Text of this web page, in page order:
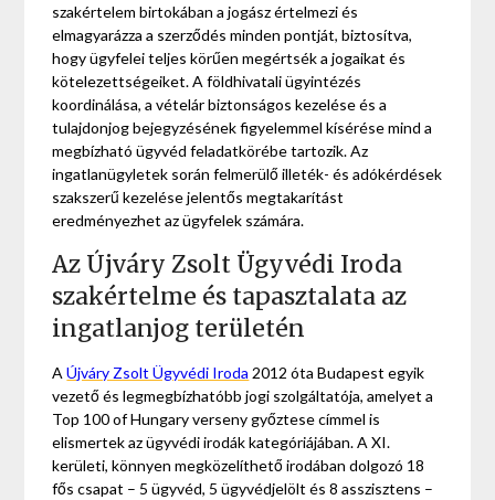
szakértelem birtokában a jogász értelmezi és
elmagyarázza a szerződés minden pontját, biztosítva,
hogy ügyfelei teljes körűen megértsék a jogaikat és
kötelezettségeiket. A földhivatali ügyintézés
koordinálása, a vételár biztonságos kezelése és a
tulajdonjog bejegyzésének figyelemmel kísérése mind a
megbízható ügyvéd feladatkörébe tartozik. Az
ingatlanügyletek során felmerülő illeték- és adókérdések
szakszerű kezelése jelentős megtakarítást
eredményezhet az ügyfelek számára.
Az Újváry Zsolt Ügyvédi Iroda
szakértelme és tapasztalata az
ingatlanjog területén
AÚjváry Zsolt Ügyvédi Iroda 2012 óta Budapest egyik
vezető és legmegbízhatóbb jogi szolgáltatója, amelyet a
Top 100 of Hungary verseny győztese címmel is
elismertek az ügyvédi irodák kategóriájában. A XI.
kerületi, könnyen megközelíthető irodában dolgozó 18
fős csapat – 5 ügyvéd, 5 ügyvédjelölt és 8 asszisztens –